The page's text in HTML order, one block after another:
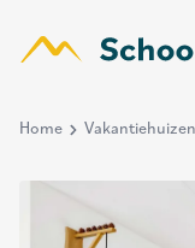
algemene
Home Vakantiehuizen